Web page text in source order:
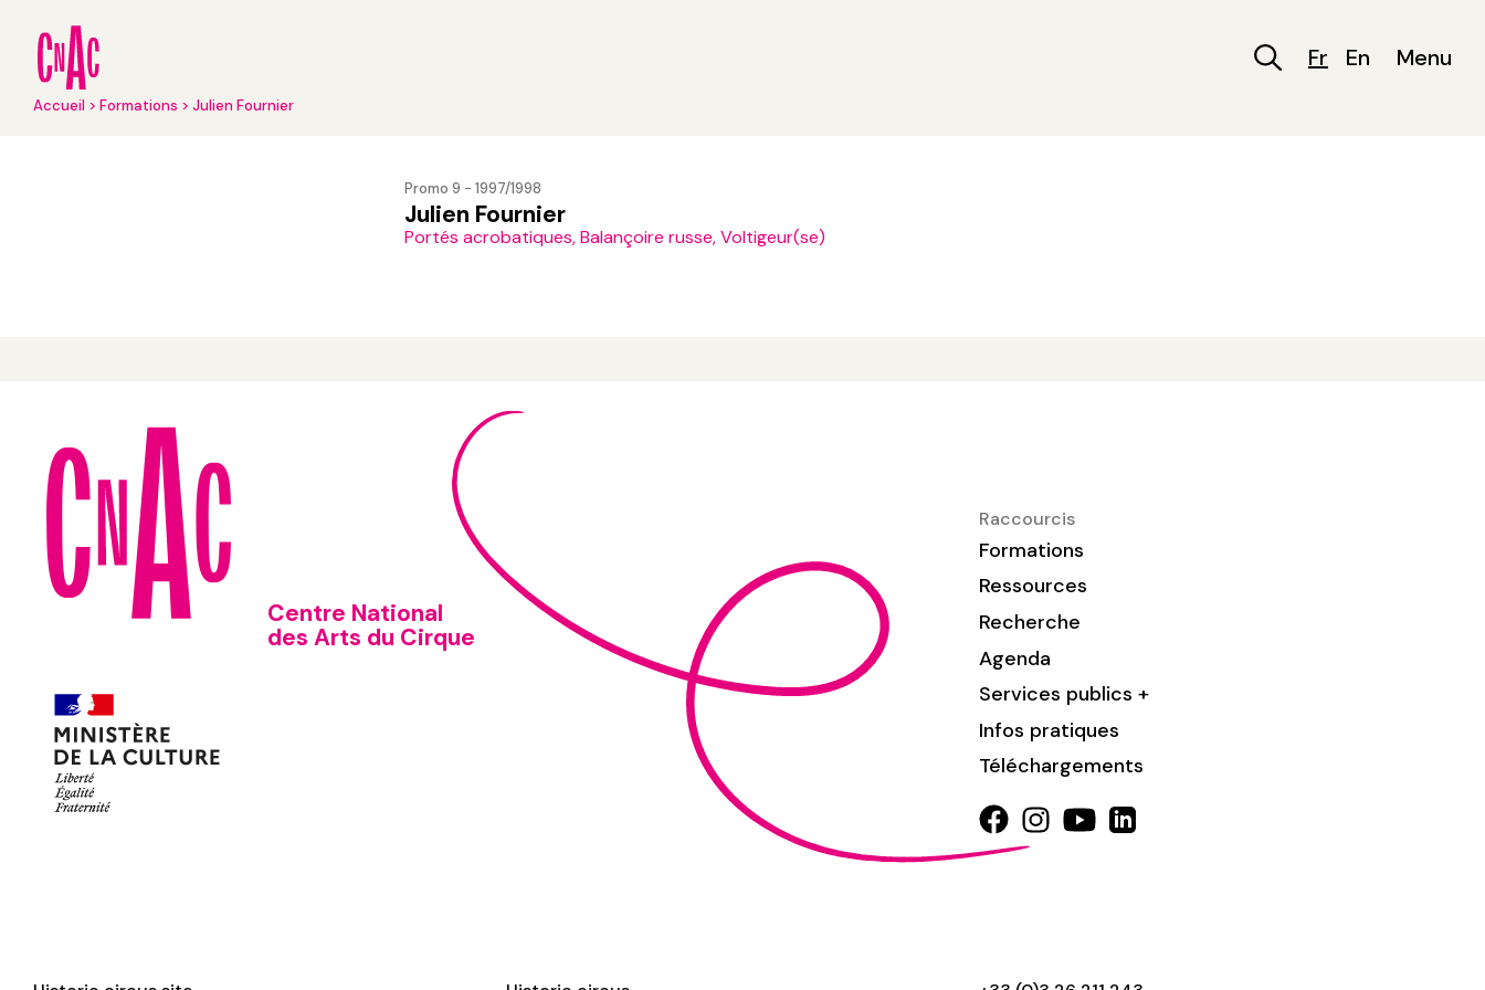
contenu
principal
Fr En Menu
Fil
Accueil Formations Julien Fournier
Promo 9 - 1997/1998
Julien Fournier
Portés acrobatiques, Balançoire russe, Voltigeur(se)
Centre National
des Arts du Cirque
Raccourcis
Formations
Ressources
Recherche
Agenda
Services publics +
Infos pratiques
Téléchargements